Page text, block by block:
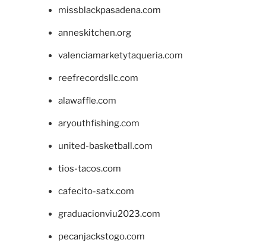
missblackpasadena.com
anneskitchen.org
valenciamarketytaqueria.com
reefrecordsllc.com
alawaffle.com
aryouthfishing.com
united-basketball.com
tios-tacos.com
cafecito-satx.com
graduacionviu2023.com
pecanjackstogo.com